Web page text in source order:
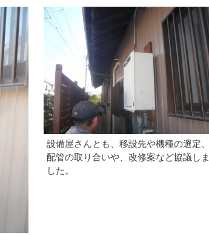
設備屋さんとも、移設先や機種の選定、
配管の取り合いや、改修案など協議しま
した。